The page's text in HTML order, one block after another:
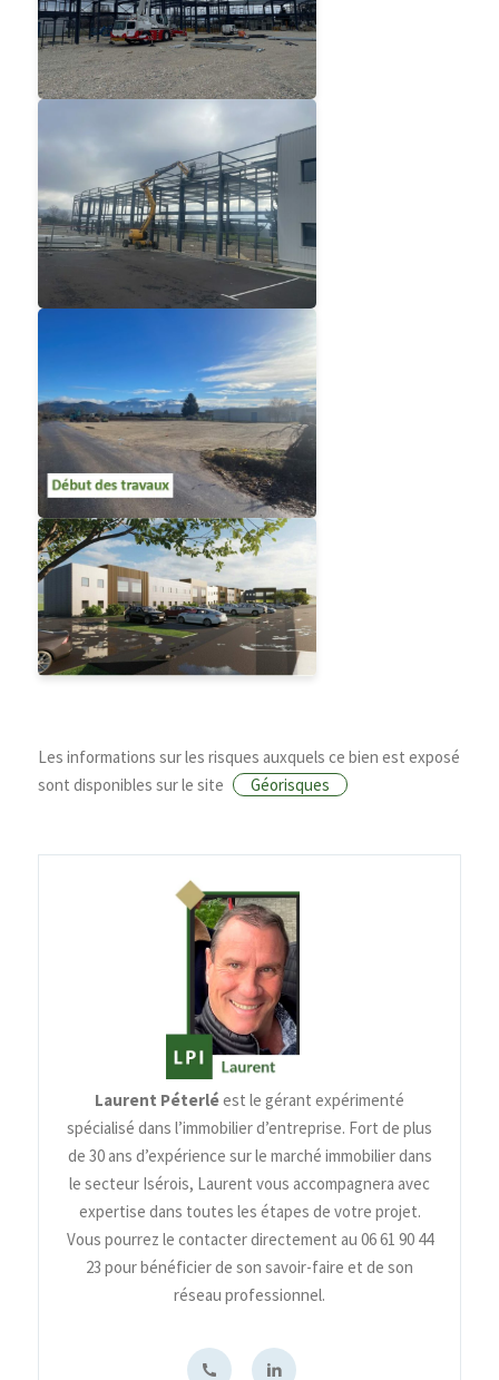
Les informations sur les risques auxquels ce bien est exposé
sont disponibles sur le site
Géorisques
Laurent Péterléest le gérant expérimenté
spécialisé dans l’immobilier d’entreprise. Fort de plus
de 30 ans d’expérience sur le marché immobilier dans
le secteur Isérois, Laurent vous accompagnera avec
expertise dans toutes les étapes de votre projet.
Vous pourrez le contacter directement au 06 61 90 44
23 pour bénéficier de son savoir-faire et de son
réseau professionnel.